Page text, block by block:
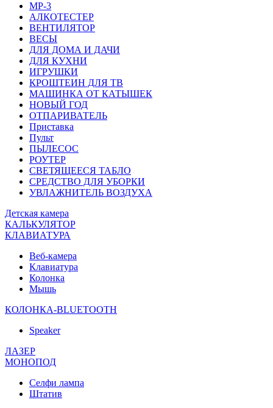
MP-3
АЛКОТЕСТЕР
ВЕНТИЛЯТОР
ВЕСЫ
ДЛЯ ДОМА И ДАЧИ
ДЛЯ КУХНИ
ИГРУШКИ
КРОШТЕИН ДЛЯ ТВ
МАШИНКА ОТ КАТЫШЕК
НОВЫЙ ГОД
ОТПАРИВАТЕЛЬ
Приставка
Пульт
ПЫЛЕСОС
РОУТЕР
СВЕТЯЩЕЕСЯ ТАБЛО
СРЕДСТВО ДЛЯ УБОРКИ
УВЛАЖНИТЕЛЬ ВОЗДУХА
Детская камера
КАЛЬКУЛЯТОР
КЛАВИАТУРА
Веб-камера
Клавиатура
Колонка
Мышь
КОЛОНКА-BLUETOOTH
Speaker
ЛАЗЕР
МОНОПОД
Селфи лампа
Штатив